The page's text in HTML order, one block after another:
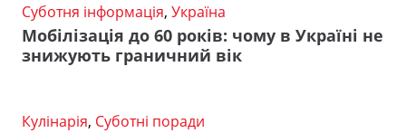
Суботня інформація, Україна
Мобілізація до 60 років: чому в Україні не
знижують граничний вік
Кулінарія, Суботні поради